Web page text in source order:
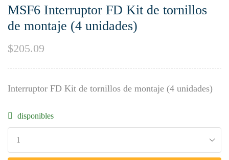
MSF6 Interruptor FD Kit de tornillos
de montaje (4 unidades)
$205.09
Interruptor FD Kit de tornillos de montaje (4 unidades)
disponibles